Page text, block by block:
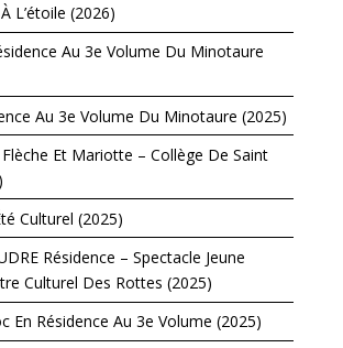
L’étoile (2026)
Au 3e Volume Du Minotaure
Au 3e Volume Du Minotaure (2025)
Et Mariotte – Collège De Saint
Culturel (2025)
Résidence – Spectacle Jeune
Culturel Des Rottes (2025)
En Résidence Au 3e Volume (2025)